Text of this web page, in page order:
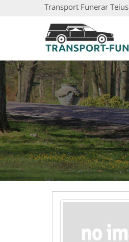
Transport Funerar Teius